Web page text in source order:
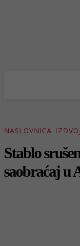
NASLOVNICA
Stablo
saobraćaj u